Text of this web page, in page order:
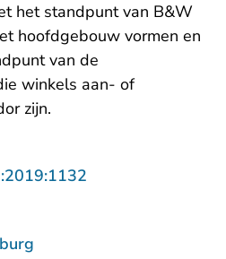
het standpunt van B&W
hoofdgebouw vormen en
van de
winkels aan- of
zijn.